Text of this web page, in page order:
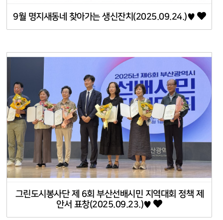
9월 명지새동네 찾아가는 생신잔치(2025.09.24.)♥
그린도시봉사단 제 6회 부산선배시민 지역대회 정책 제
안서 표창(2025.09.23.)♥